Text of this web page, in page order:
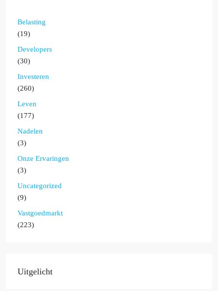
Belasting
(19)
Developers
(30)
Investeren
(260)
Leven
(177)
Nadelen
(3)
Onze Ervaringen
(3)
Uncategorized
(9)
Vastgoedmarkt
(223)
Uitgelicht